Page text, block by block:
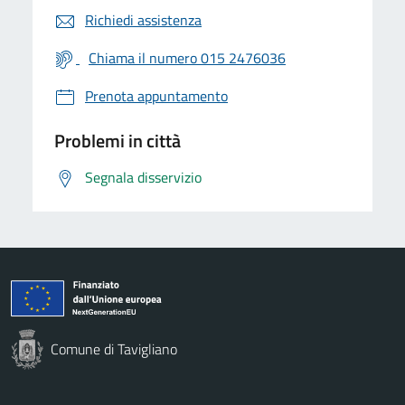
Richiedi assistenza
Chiama il numero 015 2476036
Prenota appuntamento
Problemi in città
Segnala disservizio
Comune di Tavigliano